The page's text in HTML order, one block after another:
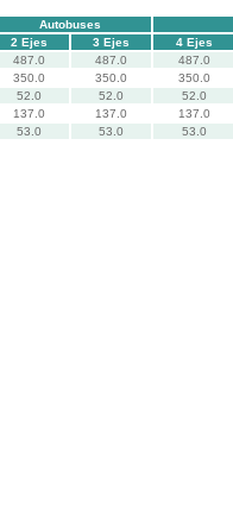
Autobuses
2 Ejes
3 Ejes 4 Ejes
487.0 487.0 487.0
350.0 350.0 350.0
52.0 52.0 52.0
137.0 137.0 137.0
53.0 53.0 53.0